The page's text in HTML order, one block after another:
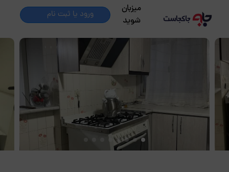
میزبان
شوید
ورود یا ثبت نام